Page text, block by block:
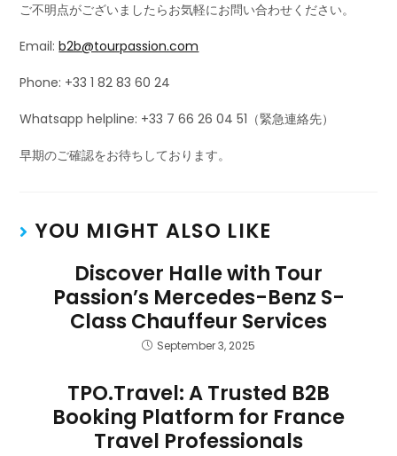
ご不明点がございましたらお気軽にお問い合わせください。
Email:b2b@tourpassion.com
Phone: +33 1 82 83 60 24
Whatsapp helpline: +33 7 66 26 04 51（緊急連絡先）
早期のご確認をお待ちしております。
YOU MIGHT ALSO LIKE
Discover Halle with Tour
Passion’s Mercedes-Benz S-
Class Chauffeur Services
September 3, 2025
TPO.Travel: A Trusted B2B
Booking Platform for France
Travel Professionals